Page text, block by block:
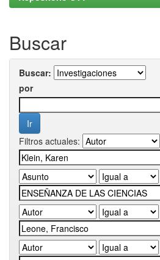
Buscar
Buscar:
por
Filtros actuales: